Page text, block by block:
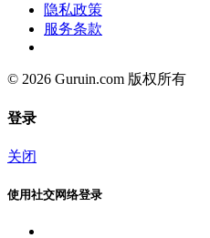
隐私政策
服务条款
© 2026 Guruin.com 版权所有
登录
关闭
使用社交网络登录